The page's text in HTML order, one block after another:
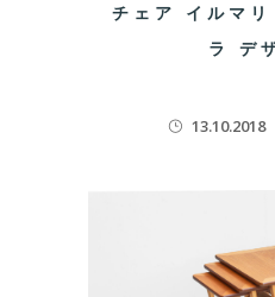
チェア イルマリ
ラ デ
13.10.2018